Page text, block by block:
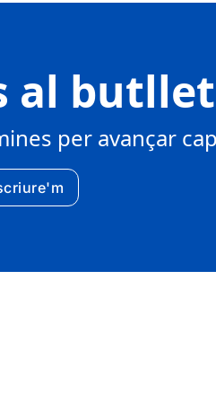
al
per avançar